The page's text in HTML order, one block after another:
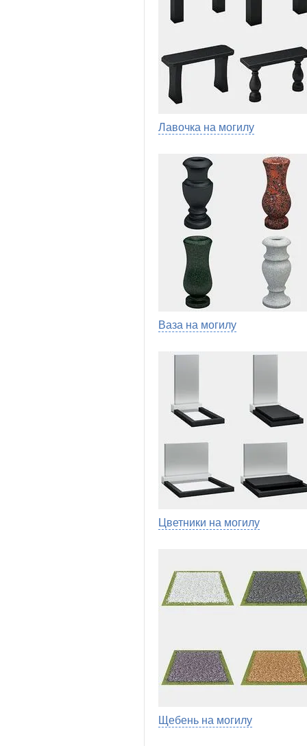
Лавочка на могилу
Ваза на могилу
Цветники на могилу
Щебень на могилу